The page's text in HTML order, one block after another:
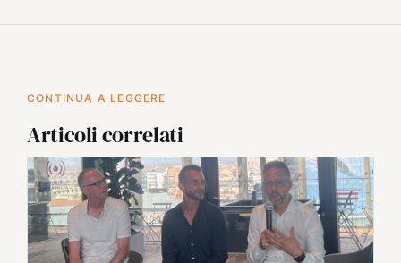
CONTINUA A LEGGERE
Articoli correlati